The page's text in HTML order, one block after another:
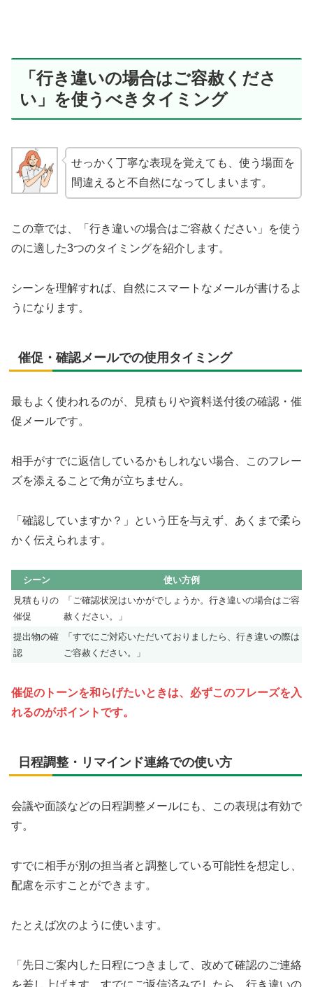
「行き違いの場合はご容赦くださ
い」を使うべきタイミング
せっかく丁寧な表現を覚えても、使う場面を
間違えると不自然になってしまいます。
この章では、「行き違いの場合はご容赦ください」を使う
のに適した3つのタイミングを紹介します。
シーンを理解すれば、自然にスマートなメールが書けるよ
うになります。
催促・確認メールでの使用タイミング
最もよく使われるのが、見積もりや資料送付後の確認・催
促メールです。
相手がすでに返信しているかもしれない場合、このフレー
ズを添えることで角が立ちません。
「確認していますか？」という圧を与えず、あくまで柔ら
かく伝えられます。
シーン
使い方例
見積もりの
催促
「ご確認状況はいかがでしょうか。行き違いの場合はご容
赦ください。」
提出物の確
認
「すでにご対応いただいておりましたら、行き違いの際は
ご容赦ください。」
催促のトーンを和らげたいときは、必ずこのフレーズを入
れるのがポイントです。
日程調整・リマインド連絡での使い方
会議や面談などの日程調整メールにも、この表現は有効で
す。
すでに相手が別の担当者と調整している可能性を想定し、
配慮を示すことができます。
たとえば次のように使います。
「先日ご案内した日程につきまして、改めて確認のご連絡
を差し上げます。すでにご返信済みでしたら、行き違いの